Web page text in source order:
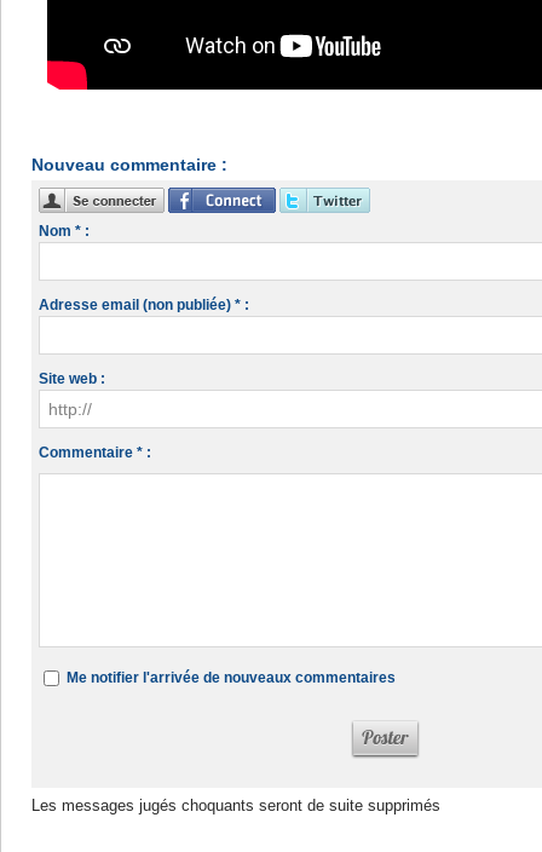
Nouveau commentaire :
Nom * :
Adresse email (non publiée) * :
Site web :
Commentaire * :
Me notifier l'arrivée de nouveaux commentaires
Les messages jugés choquants seront de suite supprimés